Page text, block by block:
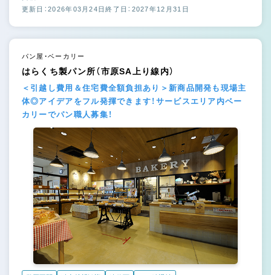
更新日：2026年03月24日終了日：2027年12月31日
パン屋・ベーカリー
はらくち製パン所（市原SA上り線内）
＜引越し費用＆住宅費全額負担あり＞新商品開発も現場主
体◎アイデアをフル発揮できます！サービスエリア内ベー
カリーでパン職人募集！